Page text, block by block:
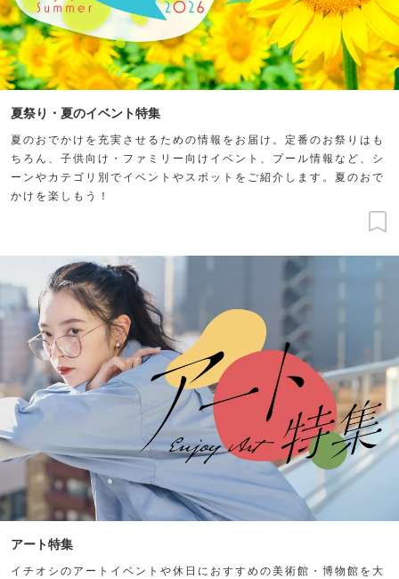
夏祭り・夏のイベント特集
夏のおでかけを充実させるための情報をお届け。定番のお祭りはも
ちろん、子供向け・ファミリー向けイベント、プール情報など、シ
ーンやカテゴリ別でイベントやスポットをご紹介します。夏のおで
かけを楽しもう！
アート特集
イチオシのアートイベントや休日におすすめの美術館・博物館を大